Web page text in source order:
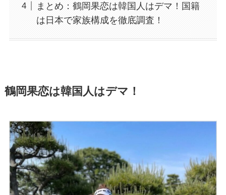
まとめ：鶴岡果恋は韓国人はデマ！国籍
は日本で家族構成を徹底調査！
鶴岡果恋は韓国人はデマ！